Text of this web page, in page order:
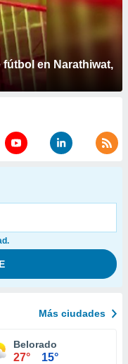
en Narathiwat,
Más ciudades
Belorado
27° 15°